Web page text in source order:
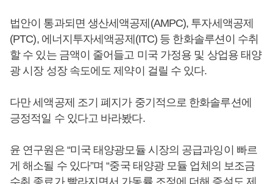
법안이 통과되면 생산세액공제(AMPC), 투자세액공제
(PTC), 에너지투자세액공제(ITC) 등 한화솔루션이 수취
할 수 있는 금액이 줄어들고 미국 가정용 및 상업용 태양
광 시장 성장 속도에도 제약이 걸릴 수 있다.
다만 세액공제 조기 폐지가 중기적으로 한화솔루션에
긍정적일 수 있다고 바라봤다.
윤 연구원은 “미국 태양광모듈 시장의 공급과잉이 빠르
게 해소될 수 있다”며 “중국 태양광 모듈 업체의 보조금
수취 종료가 빨라지면서 가동률 조정에 더해 증설도 제